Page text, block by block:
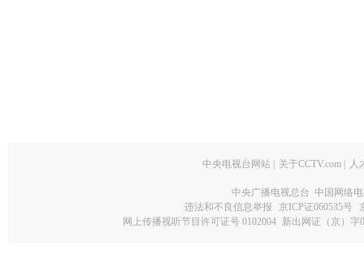
中央电视台网站 关于CCTV.com 人
中央广播电视总台 中国网络
违法和不良信息举报
京ICP证060535号
网上传播视听节目许可证号 0102004 新出网证（京）